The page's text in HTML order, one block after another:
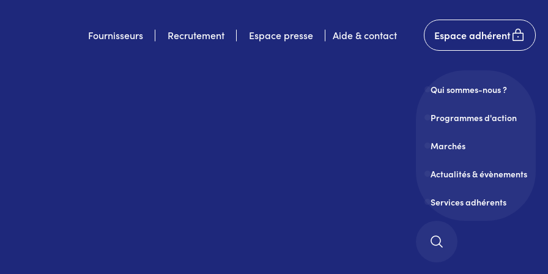
Fournisseurs Recrutement Espace presse Aide & contact
User
account
Espace adhérent
Qui sommes-nous ?
Programmes d'action
Marchés
Actualités & évènements
Services adhérents